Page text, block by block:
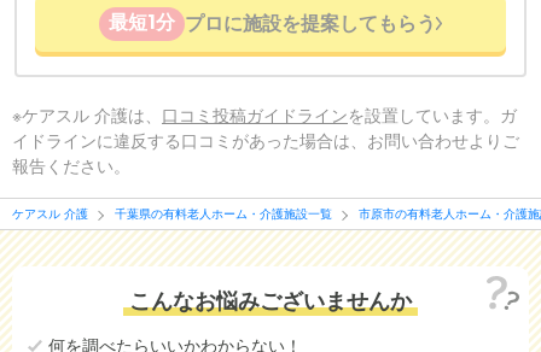
最短1分 プロに施設を提案してもらう
※ケアスル 介護は、 口コミ投稿ガイドラインを設置しています。ガ
イドラインに違反する口コミがあった場合は、お問い合わせよりご
報告ください。
ケアスル 介護 千葉県の有料老人ホーム・介護施設一覧 市原市の有料老人ホーム・介護
こんなお悩みございませんか
何を調べたらいいかわからない！